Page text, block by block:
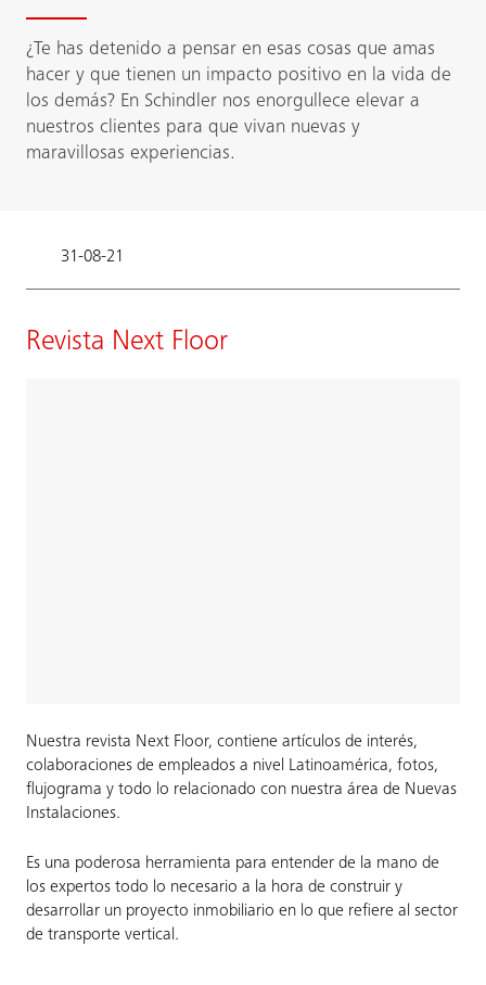
¿Te has detenido a pensar en esas cosas que amas
hacer y que tienen un impacto positivo en la vida de
los demás? En Schindler nos enorgullece elevar a
nuestros clientes para que vivan nuevas y
maravillosas experiencias.
31-08-21
Revista Next Floor
Nuestra revista Next Floor, contiene artículos de interés,
colaboraciones de empleados a nivel Latinoamérica, fotos,
flujograma y todo lo relacionado con nuestra área de Nuevas
Instalaciones.
Es una poderosa herramienta para entender de la mano de
los expertos todo lo necesario a la hora de construir y
desarrollar un proyecto inmobiliario en lo que refiere al sector
de transporte vertical.